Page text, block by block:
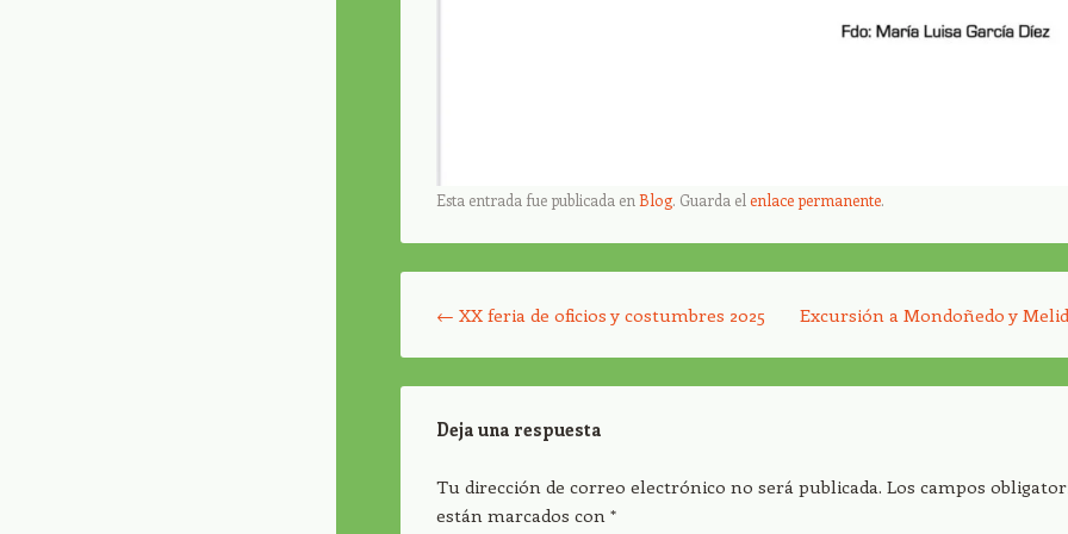
Esta entrada fue publicada en Blog. Guarda el enlace permanente.
← XX feria de oficios y costumbres 2025 Excursión a Mondoñedo y
Deja una respuesta
Tu dirección de correo electrónico no será publicada. Los campos
están marcados con *